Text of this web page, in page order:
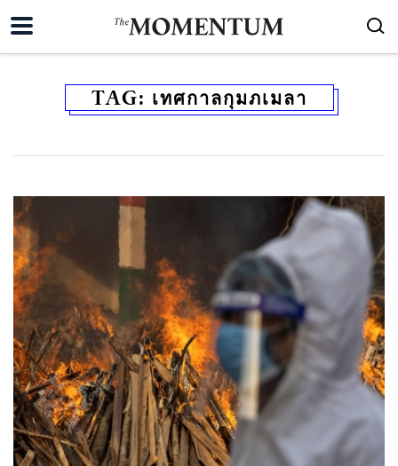
TAG: เทศกาลกุมภเมลา
ค้นหา